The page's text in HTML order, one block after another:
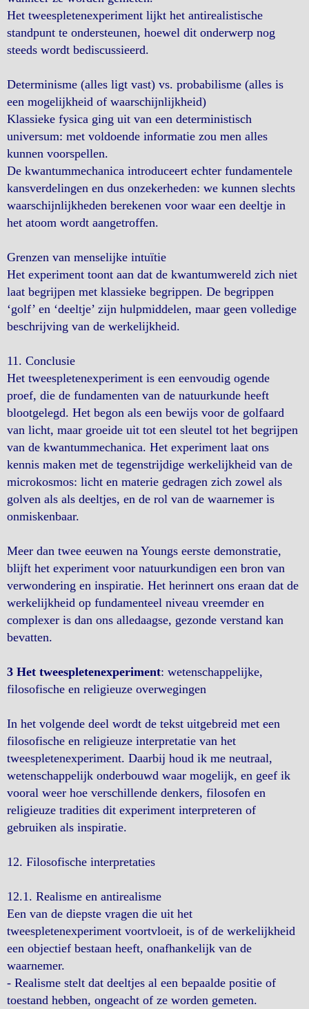
Het tweespletenexperiment lijkt het antirealistische
standpunt te ondersteunen, hoewel dit onderwerp nog
steeds wordt bediscussieerd.
Determinisme (alles ligt vast) vs. probabilisme (alles is
een mogelijkheid of waarschijnlijkheid)
Klassieke fysica ging uit van een deterministisch
universum: met voldoende informatie zou men alles
kunnen voorspellen.
De kwantummechanica introduceert echter fundamentele
kansverdelingen en dus onzekerheden: we kunnen slechts
waarschijnlijkheden berekenen voor waar een deeltje in
het atoom wordt aangetroffen.
Grenzen van menselijke intuïtie
Het experiment toont aan dat de kwantumwereld zich niet
laat begrijpen met klassieke begrippen. De begrippen
‘golf’ en ‘deeltje’ zijn hulpmiddelen, maar geen volledige
beschrijving van de werkelijkheid.
11. Conclusie
Het tweespletenexperiment is een eenvoudig ogende
proef, die de fundamenten van de natuurkunde heeft
blootgelegd. Het begon als een bewijs voor de golfaard
van licht, maar groeide uit tot een sleutel tot het begrijpen
van de kwantummechanica. Het experiment laat ons
kennis maken met de tegenstrijdige werkelijkheid van de
microkosmos: licht en materie gedragen zich zowel als
golven als als deeltjes, en de rol van de waarnemer is
onmiskenbaar.
Meer dan twee eeuwen na Youngs eerste demonstratie,
blijft het experiment voor natuurkundigen een bron van
verwondering en inspiratie. Het herinnert ons eraan dat de
werkelijkheid op fundamenteel niveau vreemder en
complexer is dan ons alledaagse, gezonde verstand kan
bevatten.
3 Het tweespletenexperiment: wetenschappelijke,
filosofische en religieuze overwegingen
In het volgende deel wordt de tekst uitgebreid met een
filosofische en religieuze interpretatie van het
tweespletenexperiment. Daarbij houd ik me neutraal,
wetenschappelijk onderbouwd waar mogelijk, en geef ik
vooral weer hoe verschillende denkers, filosofen en
religieuze tradities dit experiment interpreteren of
gebruiken als inspiratie.
12. Filosofische interpretaties
12.1. Realisme en antirealisme
Een van de diepste vragen die uit het
tweespletenexperiment voortvloeit, is of de werkelijkheid
een objectief bestaan heeft, onafhankelijk van de
waarnemer.
- Realisme stelt dat deeltjes al een bepaalde positie of
toestand hebben, ongeacht of ze worden gemeten.